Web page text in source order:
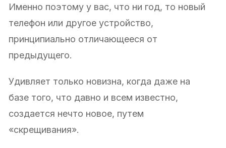
Именно поэтому у вас, что ни год, то новый
телефон или другое устройство,
принципиально отличающееся от
предыдущего.
Удивляет только новизна, когда даже на
базе того, что давно и всем известно,
создается нечто новое, путем
«скрещивания».